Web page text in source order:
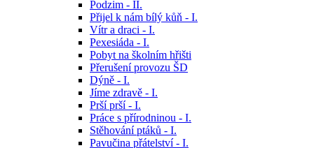
Podzim - II.
Přijel k nám bílý kůň - I.
Vítr a draci - I.
Pexesiáda - I.
Pobyt na školním hřišti
Přerušení provozu ŠD
Dýně - I.
Jíme zdravě - I.
Prší prší - I.
Práce s přírodninou - I.
Stěhování ptáků - I.
Pavučina přátelství - I.